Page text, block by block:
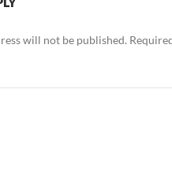
will not be published.